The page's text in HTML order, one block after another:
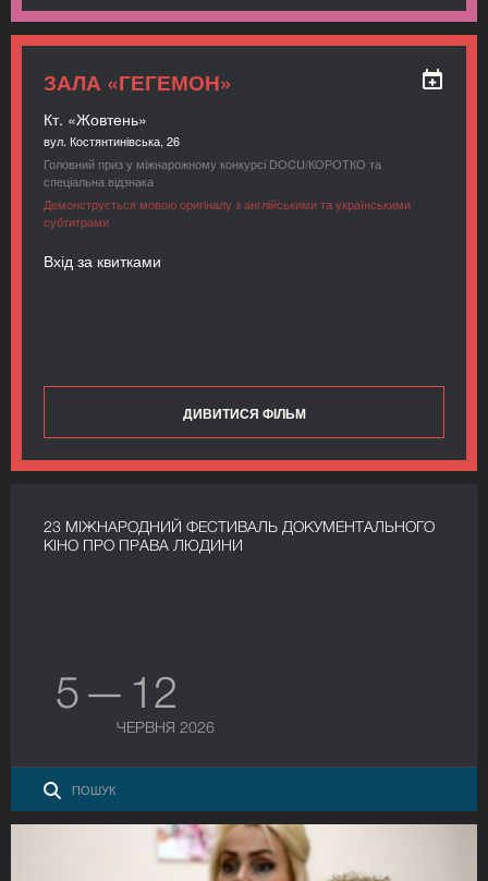
ЗАЛА «ГЕГЕМОН»
Кт. «Жовтень»
вул. Костянтинівська, 26
Головний приз у міжнарожному конкурсі DOCU/КОРОТКО та
спеціальна відзнака
Демонструється мовою оригіналу з англійськими та українськими
субтитрами
Вхід за квитками
ДИВИТИСЯ ФІЛЬМ
23 МІЖНАРОДНИЙ ФЕСТИВАЛЬ ДОКУМЕНТАЛЬНОГО
КІНО ПРО ПРАВА ЛЮДИНИ
5 — 12
ЧЕРВНЯ 2026